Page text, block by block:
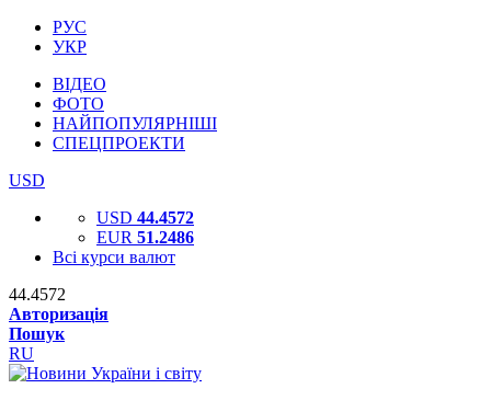
РУС
УКР
ВІДЕО
ФОТО
НАЙПОПУЛЯРНІШІ
СПЕЦПРОЕКТИ
USD
USD 44.4572
EUR 51.2486
Всі курси валют
44.4572
Авторизація
Пошук
RU